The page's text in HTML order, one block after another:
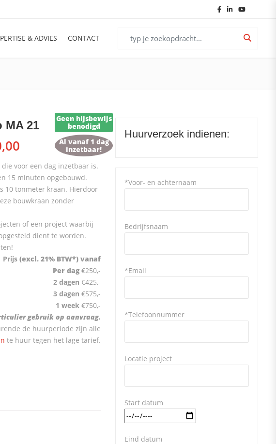
& ADVIES CONTACT
MA 21
Geen hijsbewijs
benodigd
Al vanaf 1 dag
inzetbaar!
voor een dag inzetbaar is.
15 minuten opgebouwd.
10 tonmeter kraan. Hierdoor
bouwkraan zonder
of een project waarbij
dient te worden.
Prijs (excl. 21% BTW*) vanaf
Per dag€250,-
2 dagen €425,-
3 dagen €575,-
1 week €750,-
gebruik op aanvraag.
de huurperiode zijn alle
te huur tegen het lage tarief.
Huurverzoek indienen:
*Voor- en achternaam
Bedrijfsnaam
*Email
*Telefoonnummer
Locatie project
Start datum
Eind datum